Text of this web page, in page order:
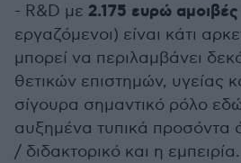
- R&D με 2.175 ευρώ αμοιβές
εργαζόμενοι) είναι κάτι
μπορεί να περιλαμβάνει
θετικών επιστημών, υγείας
σίγουρα σημαντικό ρόλο
αυξημένα τυπικά προσόντα
/ διδακτορικό και η